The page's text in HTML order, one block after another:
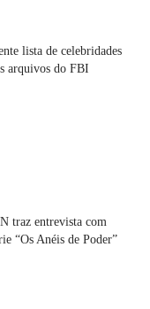
lista de celebridades
arquivos do FBI
traz entrevista com
“Os Anéis de Poder”